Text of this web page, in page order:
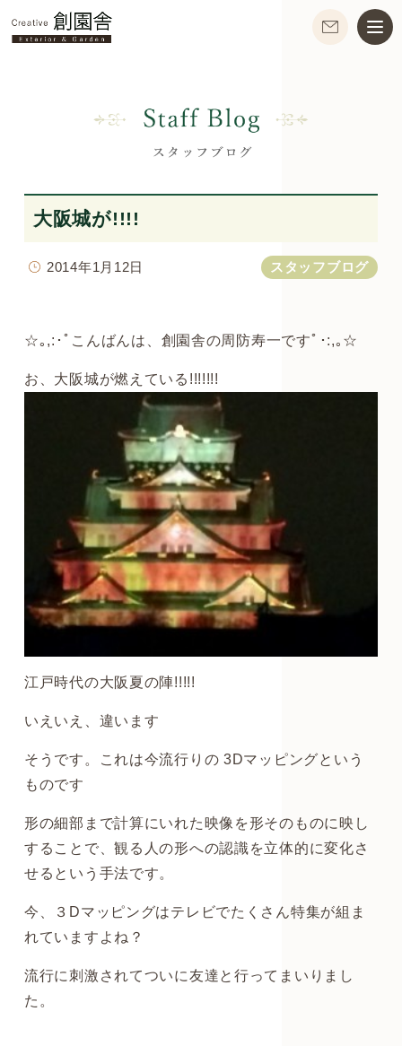
大阪城が!!!!
2014年1月12日 スタッフブログ
☆｡,:･ﾟこんばんは、創園舎の周防寿一ですﾟ･:,｡☆
お、大阪城が燃えている!!!!!!!
江戸時代の大阪夏の陣!!!!!
いえいえ、違います
そうです。これは今流行りの 3Dマッピングという
ものです
形の細部まで計算にいれた映像を形そのものに映し
することで、観る人の形への認識を立体的に変化さ
せるという手法です。
今、３Dマッピングはテレビでたくさん特集が組ま
れていますよね？
流行に刺激されてついに友達と行ってまいりまし
た。